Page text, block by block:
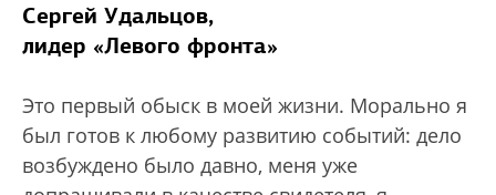
Сергей Удальцов,
лидер «Левого фронта»
Это первый обыск в моей жизни. Морально я
был готов к любому развитию событий: дело
возбуждено было давно, меня уже